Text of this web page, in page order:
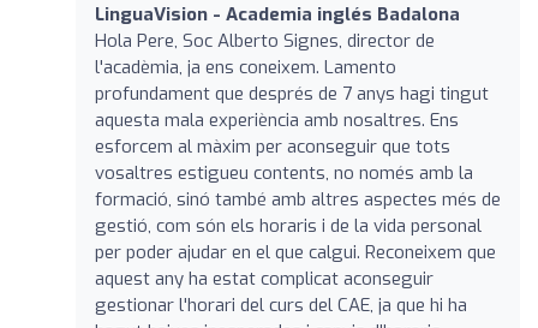
LinguaVision - Academia inglés Badalona
Hola Pere, Soc Alberto Signes, director de
l'acadèmia, ja ens coneixem. Lamento
profundament que després de 7 anys hagi tingut
aquesta mala experiència amb nosaltres. Ens
esforcem al màxim per aconseguir que tots
vosaltres estigueu contents, no només amb la
formació, sinó també amb altres aspectes més de
gestió, com són els horaris i de la vida personal
per poder ajudar en el que calgui. Reconeixem que
aquest any ha estat complicat aconseguir
gestionar l'horari del curs del CAE, ja que hi ha